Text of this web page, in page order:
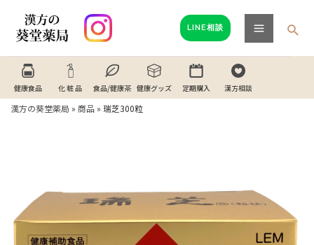
LINE相談
Main
Menu
検
健康食品 化 粧 品 食品/健康茶 健康グッズ 定期購入 漢方相談
漢方の葵堂薬局 » 商品 » 瑞芝300粒